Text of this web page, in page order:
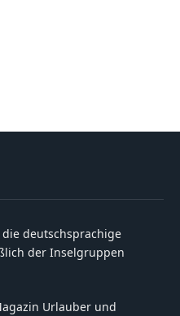
die deutschsprachige
der Inselgruppen
Urlauber und